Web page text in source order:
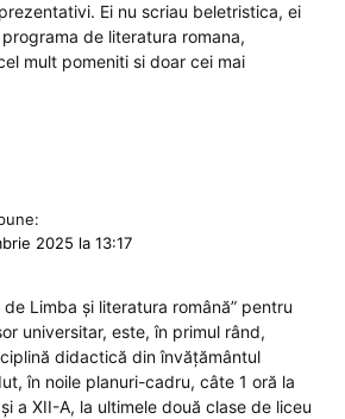
Ei nu scriau beletristica, ei
de literatura romana,
mult pomeniti si doar cei mai
2025 la 13:17
Limba și literatura română” pentru
universitar, este, în primul rând,
didactică din învățământul
în noile planuri-cadru, câte 1 oră la
a XII-A, la ultimele două clase de liceu